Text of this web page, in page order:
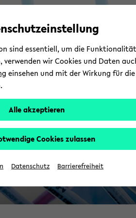
Automatische
vermeiden
skip
main
skip
main
skip
footer
sind essentiell, um die
wir Cookies und Daten
einsehen und mit der Wirkung für
Alle akzeptieren
Cookies zulassen
Datenschutz Barrierefreiheit